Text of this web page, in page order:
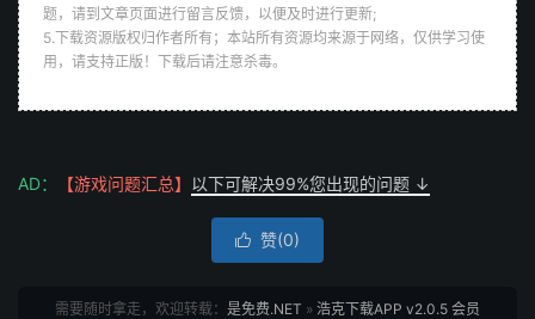
题，请到文章页面进行留言反馈，以便及时进行更新;
5.下载资源版权归作者所有；本站所有资源均来源于网络，仅供学习使
用，请支持正版！下载后请注意杀毒。
AD： 【游戏问题汇总】 以下可解决99%您出现的问题 ↓
 赞(0)
需要随时拿走，欢迎转载： 是免费.NET » 浩克下载APP v2.0.5 会员